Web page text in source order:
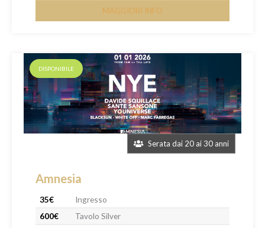
MAGGIORI INFO
Serata dai 20 ai 30 anni
DISPONIBILE
Amnesia
35€
Ingresso
600€
Tavolo Silver